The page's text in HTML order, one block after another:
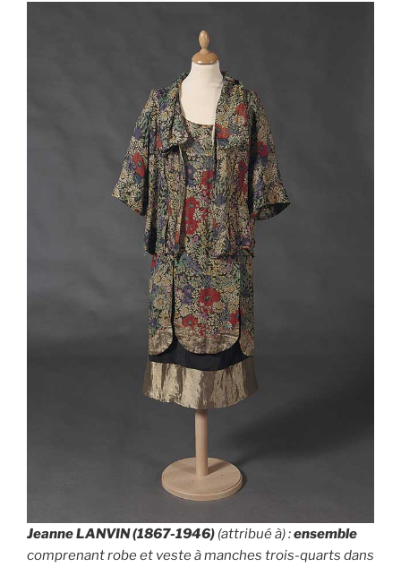
Jeanne LANVIN (1867-1946) (attribué à) :ensemble
comprenant robe et veste à manches trois-quarts dans